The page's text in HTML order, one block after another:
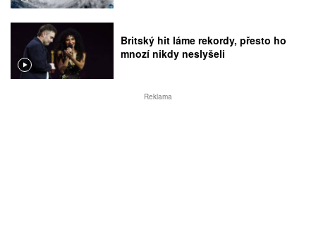
Britský hit láme rekordy, přesto ho
mnozí nikdy neslyšeli
Reklama